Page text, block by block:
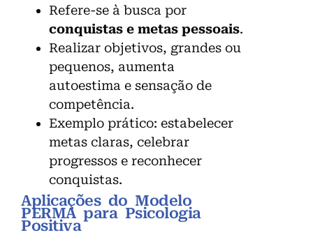
Refere-se à busca por
conquistas e metas pessoais.
Realizar objetivos, grandes ou
pequenos, aumenta
autoestima e sensação de
competência.
Exemplo prático: estabelecer
metas claras, celebrar
progressos e reconhecer
conquistas.
Aplicações do Modelo
PERMA para Psicologia
Positiva